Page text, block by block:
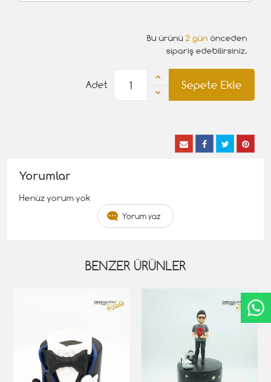
Bu ürünü 2 gün önceden
sipariş edebilirsiniz.
Sepete Ekle
Adet
Yorumlar
Henüz yorum yok
Yorum yaz
BENZER ÜRÜNLER